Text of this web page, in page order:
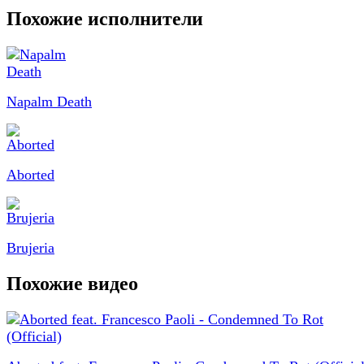
Похожие исполнители
Napalm Death
Aborted
Brujeria
Похожие видео